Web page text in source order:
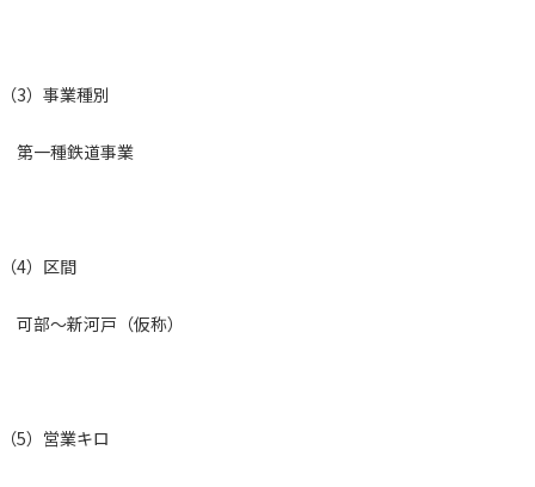
（3）事業種別
第一種鉄道事業
（4）区間
可部～新河戸（仮称）
（5）営業キロ